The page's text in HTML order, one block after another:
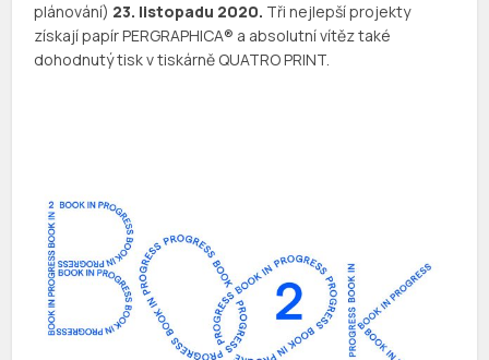
plánování) 23. listopadu 2020. Tři nejlepší projekty
získají papír PERGRAPHICA® a absolutní vítěz také
dohodnutý tisk v tiskárně QUATRO PRINT.